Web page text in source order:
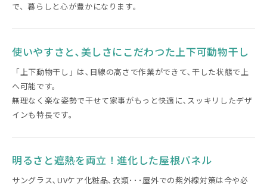
で、暮らしと心が豊かになります。
使いやすさと､美しさにこだわつた上下可動物干し
「上下動物干し」は､目線の高さで作業ができて､干した状態で上
へ可能です。
無理なく楽な姿勢で干せて家事がもっと快適に､スッキリしたデザ
インも特長です。
明るさと遮熱を両立！進化した屋根パネル
サングラス､UVケア化粧品､衣類･･･屋外での紫外線対策は今や必